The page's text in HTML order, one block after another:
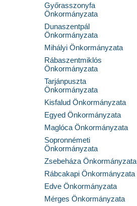
Győrasszonyfa
Önkormányzata
Dunaszentpál
Önkormányzata
Mihályi Önkormányzata
Rábaszentmiklós
Önkormányzata
Tarjánpuszta
Önkormányzata
Kisfalud Önkormányzata
Egyed Önkormányzata
Maglóca Önkormányzata
Sopronnémeti
Önkormányzata
Zsebeháza Önkormányzata
Rábcakapi Önkormányzata
Edve Önkormányzata
Mérges Önkormányzata